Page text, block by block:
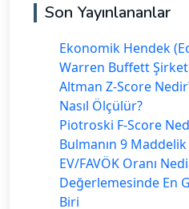
Son Yayınlananlar
Ekonomik Hendek
Warren Buffett
Altman Z-Score
Nasıl Ölçülür?
Piotroski F-Score
Bulmanın 9
EV/FAVÖK Oranı
Değerlemesinde En
Biri